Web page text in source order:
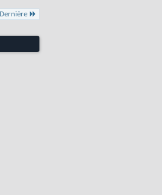
Dernière